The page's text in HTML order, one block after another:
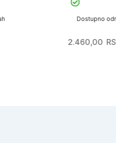
Dostupno odmah
2.460,00 RSD